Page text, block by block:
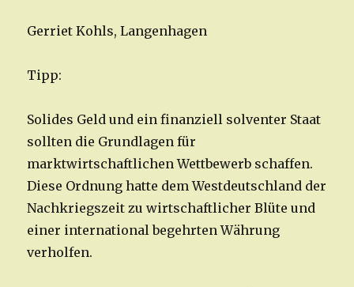
Gerriet Kohls, Langenhagen
Tipp:
Solides Geld und ein finanziell solventer Staat
sollten die Grundlagen für
marktwirtschaftlichen Wettbewerb schaffen.
Diese Ordnung hatte dem Westdeutschland der
Nachkriegszeit zu wirtschaftlicher Blüte und
einer international begehrten Währung
verholfen.